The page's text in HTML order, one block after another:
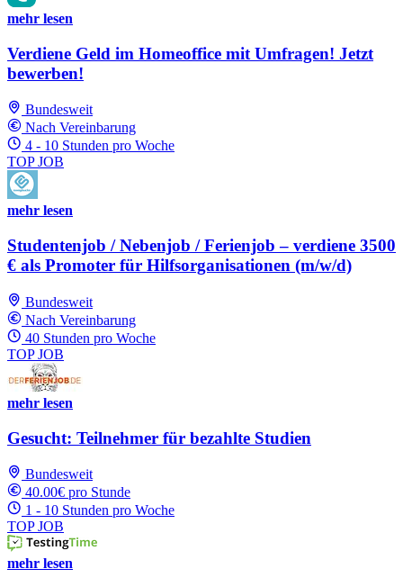
mehr lesen
Verdiene Geld im Homeoffice mit Umfragen! Jetzt
bewerben!
Bundesweit
Nach Vereinbarung
4 - 10 Stunden pro Woche
TOP JOB
mehr lesen
Studentenjob / Nebenjob / Ferienjob – verdiene 3500
€ als Promoter für Hilfsorganisationen (m/w/d)
Bundesweit
Nach Vereinbarung
40 Stunden pro Woche
TOP JOB
mehr lesen
Gesucht: Teilnehmer für bezahlte Studien
Bundesweit
40.00€ pro Stunde
1 - 10 Stunden pro Woche
TOP JOB
mehr lesen